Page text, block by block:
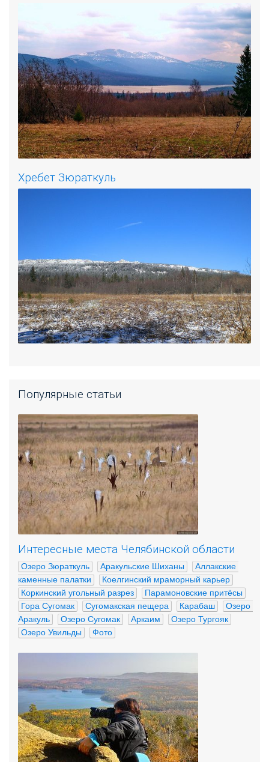
Хребет Зюраткуль
Популярные статьи
Интересные места Челябинской области
Озеро Зюраткуль Аракульские Шиханы
Аллакские
каменные палатки
Коелгинский мраморный карьер
Коркинский угольный разрез
Парамоновские притёсы
Гора Сугомак
Сугомакская пещера Карабаш
Озеро
Аракуль
Озеро Сугомак Аркаим
Озеро Тургояк
Озеро Увильды
Фото